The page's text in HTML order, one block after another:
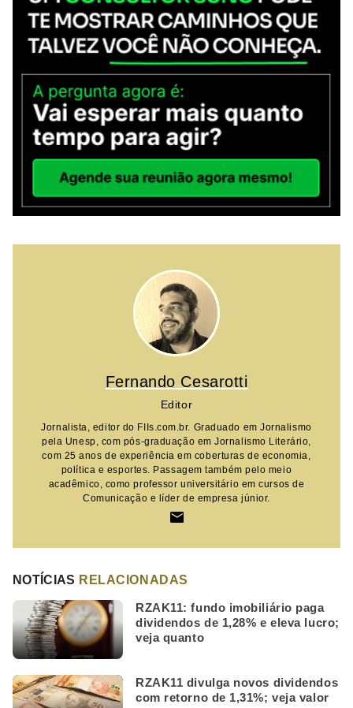
Fernando Cesarotti
Editor
Jornalista, editor do FIIs.com.br. Graduado em Jornalismo
pela Unesp, com pós-graduação em Jornalismo Literário,
com 25 anos de experiência em coberturas de economia,
política e esportes. Passagem também pelo meio
acadêmico, como professor universitário em cursos de
Comunicação e líder de empresa júnior.
NOTÍCIAS RELACIONADAS
RZAK11: fundo imobiliário paga
dividendos de 1,28% e eleva lucro;
veja quanto
RZAK11 divulga novos dividendos
com retorno de 1,31%; veja valor